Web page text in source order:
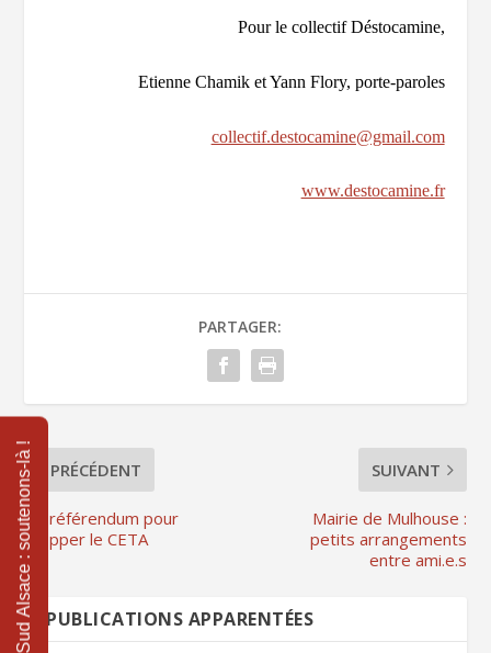
Pour le collectif Déstocamine,
Etienne Chamik et Yann Flory, porte-paroles
collectif.destocamine@gmail.com
www.destocamine.fr
PARTAGER:
PRÉCÉDENT
Un référendum pour
stopper le CETA
SUIVANT
Mairie de Mulhouse :
petits arrangements
entre ami.e.s
PUBLICATIONS APPARENTÉES